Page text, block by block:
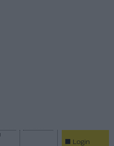
Login